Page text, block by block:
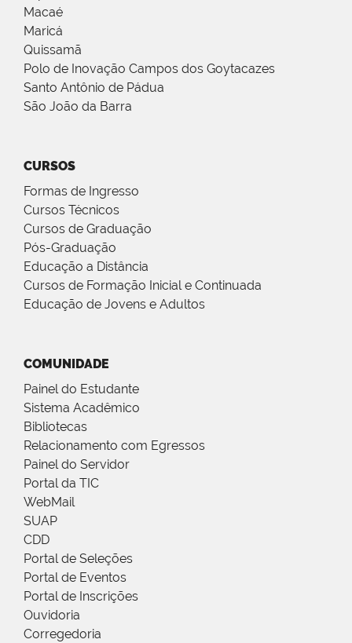
Macaé
Maricá
Quissamã
Polo de Inovação Campos dos Goytacazes
Santo Antônio de Pádua
São João da Barra
CURSOS
Formas de Ingresso
Cursos Técnicos
Cursos de Graduação
Pós-Graduação
Educação a Distância
Cursos de Formação Inicial e Continuada
Educação de Jovens e Adultos
COMUNIDADE
Painel do Estudante
Sistema Acadêmico
Bibliotecas
Relacionamento com Egressos
Painel do Servidor
Portal da TIC
WebMail
SUAP
CDD
Portal de Seleções
Portal de Eventos
Portal de Inscrições
Ouvidoria
Corregedoria